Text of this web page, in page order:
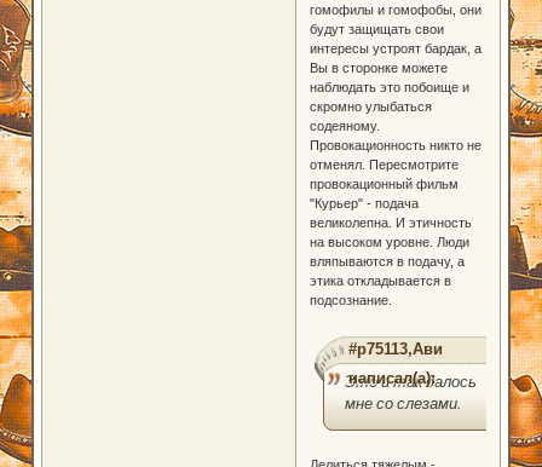
гомофилы и гомофобы, они
будут защищать свои
интересы устроят бардак, а
Вы в сторонке можете
наблюдать это побоище и
скромно улыбаться
содеяному.
Провокационность никто не
отменял. Пересмотрите
провокационный фильм
"Курьер" - подача
великолепна. И этичность
на высоком уровне. Люди
вляпываются в подачу, а
этика откладывается в
подсознание.
#p75113,Ави
написал(а):
Это и так далось
мне со слезами.